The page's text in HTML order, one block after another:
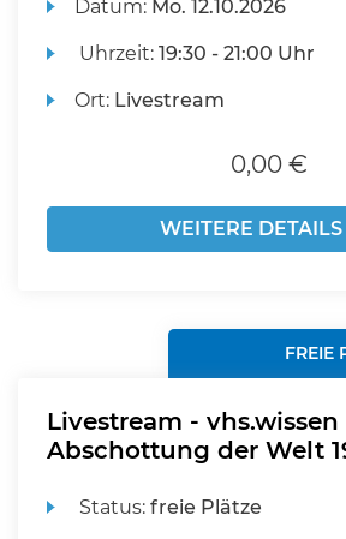
Datum: Mo. 12.10.2026
Uhrzeit:19:30 - 21:00 Uhr
Ort: Livestream
0,00 €
WEITERE DETAILS
FREIE
Livestream -
Abschottung der Welt
Status:freie Plätze